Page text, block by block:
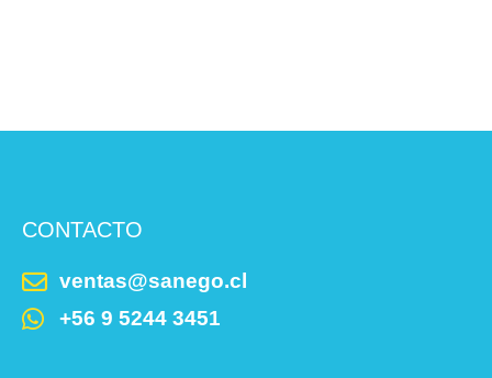
CONTACTO
ventas@sanego.cl
+56 9 5244 3451